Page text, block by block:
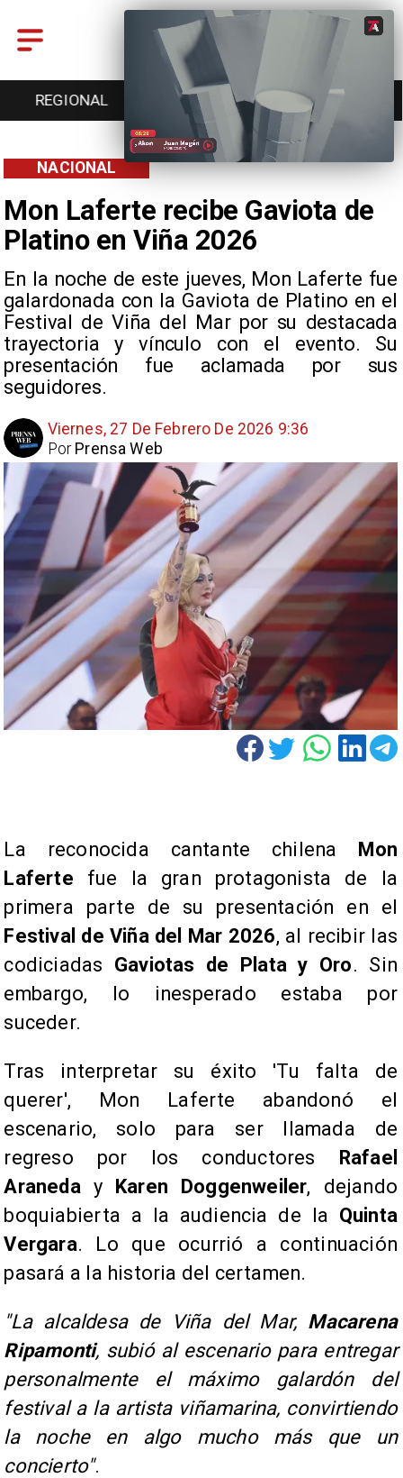
REGIONAL ENTRETENCIÓN DEPORTES
Mon Laferte recibe Gaviota de
Platino en Viña 2026
En la noche de este jueves, Mon Laferte fue
galardonada con la Gaviota de Platino en el
Festival de Viña del Mar por su destacada
trayectoria y vínculo con el evento. Su
presentación fue aclamada por sus
seguidores.
NACIONAL
Viernes, 27 De Febrero De 2026 9:36
Prensa Web
Por
La reconocida cantante chilena Mon
Laferte fue la gran protagonista de la
primera parte de su presentación en el
Festival de Viña del Mar 2026, al recibir las
codiciadas Gaviotas de Plata y Oro. Sin
embargo, lo inesperado estaba por
suceder.
Tras interpretar su éxito 'Tu falta de
querer', Mon Laferte abandonó el
escenario, solo para ser llamada de
regreso por los conductores Rafael
Araneday Karen Doggenweiler, dejando
boquiabierta a la audiencia de la Quinta
Vergara. Lo que ocurrió a continuación
pasará a la historia del certamen.
"La alcaldesa de Viña del Mar, Macarena
Ripamonti, subió al escenario para entregar
personalmente el máximo galardón del
festival a la artista viñamarina, convirtiendo
la noche en algo mucho más que un
concierto".